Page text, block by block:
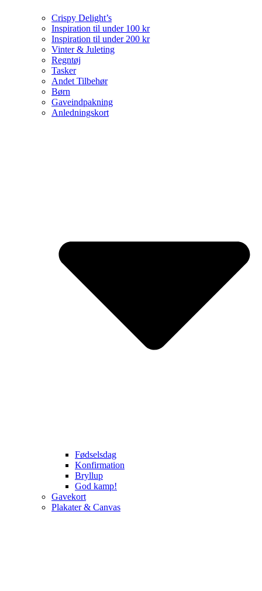
Crispy Delight’s
Inspiration til under 100 kr
Inspiration til under 200 kr
Vinter & Juleting
Regntøj
Tasker
Andet Tilbehør
Børn
Gaveindpakning
Anledningskort
Fødselsdag
Konfirmation
Bryllup
God kamp!
Gavekort
Plakater & Canvas